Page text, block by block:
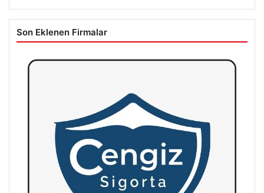
Son Eklenen Firmalar